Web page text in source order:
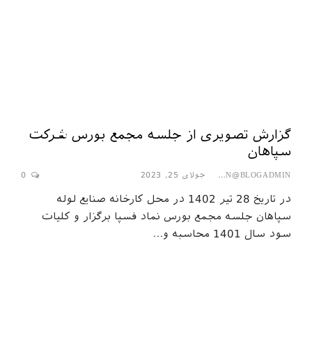
گزارش تصویری از جلسه مجمع بورس شرکت
سپاهان
SEPAHAN@BLOGADMIN جولای 25, 2023
در تاریخ 28 تیر 1402 در محل کارخانه صنایع لوله
سپاهان جلسه مجمع بورس نماد فسپا برگزار و کلیات
سود سال 1401 محاسبه و…